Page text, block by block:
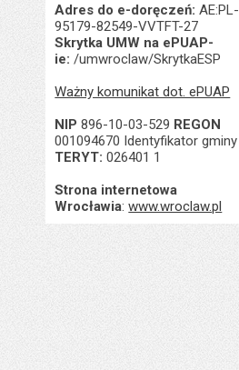
Adres do e-doręczeń: AE:PL-
95179-82549-VVTFT-27
Skrytka UMW na ePUAP-
ie: /umwroclaw/SkrytkaESP
Ważny komunikat dot. ePUAP
NIP 896-10-03-529 REGON
001094670 Identyfikator gminy
TERYT: 026401 1
Strona internetowa
Wrocławia:www.wroclaw.pl